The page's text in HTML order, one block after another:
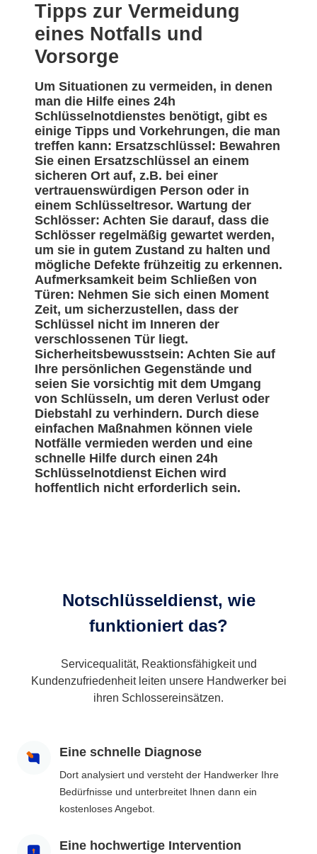
Tipps zur Vermeidung
eines Notfalls und
Vorsorge
Um Situationen zu vermeiden, in denen
man die Hilfe eines 24h
Schlüsselnotdienstes benötigt, gibt es
einige Tipps und Vorkehrungen, die man
treffen kann: Ersatzschlüssel: Bewahren
Sie einen Ersatzschlüssel an einem
sicheren Ort auf, z.B. bei einer
vertrauenswürdigen Person oder in
einem Schlüsseltresor. Wartung der
Schlösser: Achten Sie darauf, dass die
Schlösser regelmäßig gewartet werden,
um sie in gutem Zustand zu halten und
mögliche Defekte frühzeitig zu erkennen.
Aufmerksamkeit beim Schließen von
Türen: Nehmen Sie sich einen Moment
Zeit, um sicherzustellen, dass der
Schlüssel nicht im Inneren der
verschlossenen Tür liegt.
Sicherheitsbewusstsein: Achten Sie auf
Ihre persönlichen Gegenstände und
seien Sie vorsichtig mit dem Umgang
von Schlüsseln, um deren Verlust oder
Diebstahl zu verhindern. Durch diese
einfachen Maßnahmen können viele
Notfälle vermieden werden und eine
schnelle Hilfe durch einen 24h
Schlüsselnotdienst Eichen wird
hoffentlich nicht erforderlich sein.
Notschlüsseldienst, wie
funktioniert das?
Servicequalität, Reaktionsfähigkeit und
Kundenzufriedenheit leiten unsere Handwerker bei
ihren Schlossereinsätzen.
Eine schnelle Diagnose
Dort analysiert und versteht der Handwerker Ihre
Bedürfnisse und unterbreitet Ihnen dann ein
kostenloses Angebot.
Eine hochwertige Intervention